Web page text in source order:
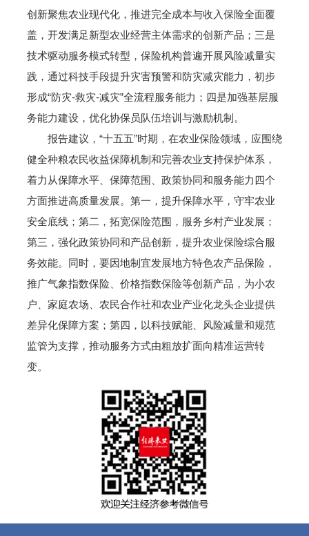
创新聚焦农业现代化，推进完全成本与收入保险全面覆
盖，开发满足新型农业经营主体需求的创新产品；三是
技术驱动服务模式转型，保险机构普遍开展风险减量实
践，通过科技手段提升灾害预警和防灾减灾能力，初步
形成“防灾-救灾-减灾”全流程服务能力；四是加强基层服
务能力建设，优化协保员队伍培训与激励机制。
报告建议，“十五五”时期，在农业保险领域，应围绕
健全种粮农民收益保障机制和完善农业支持保护体系，
着力从保障水平、保障范围、政策协同和服务能力四个
方面推进高质量发展。第一，提升保障水平，守牢农业
安全底线；第二，拓宽保险范围，服务乡村产业发展；
第三，强化政策协同和产品创新，提升农业保险综合服
务效能。同时，要因地制宜发展地方特色农产品保险，
推广气象指数保险、价格指数保险等创新产品，为小农
户、家庭农场、农民合作社和农业产业化龙头企业提供
差异化保障方案；第四，以科技赋能、风险减量和规范
监管为支撑，推动服务方式由粗放扩面向精准运营转
变。